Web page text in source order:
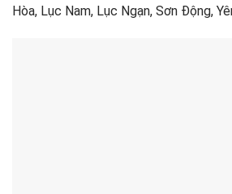
Hòa, Lục Nam, Lục Ngạn, Sơn Động,